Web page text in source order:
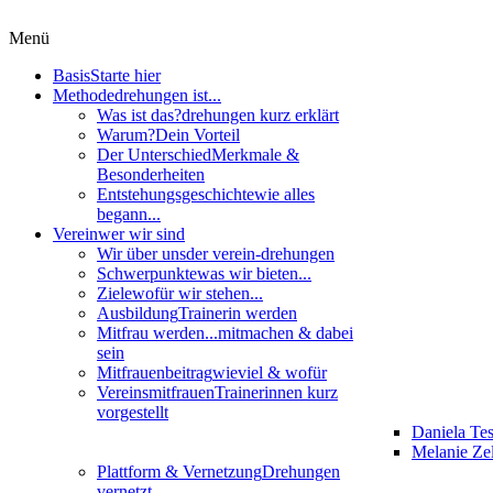
Menü
BasisStarte hier
Methodedrehungen ist...
Was ist das?drehungen kurz erklärt
Warum?Dein Vorteil
Der UnterschiedMerkmale &
Besonderheiten
Entstehungsgeschichtewie alles
begann...
Vereinwer wir sind
Wir über unsder verein-drehungen
Schwerpunktewas wir bieten...
Zielewofür wir stehen...
AusbildungTrainerin werden
Mitfrau werden...mitmachen & dabei
sein
Mitfrauenbeitragwieviel & wofür
VereinsmitfrauenTrainerinnen kurz
vorgestellt
Daniela
Melanie
Plattform & VernetzungDrehungen